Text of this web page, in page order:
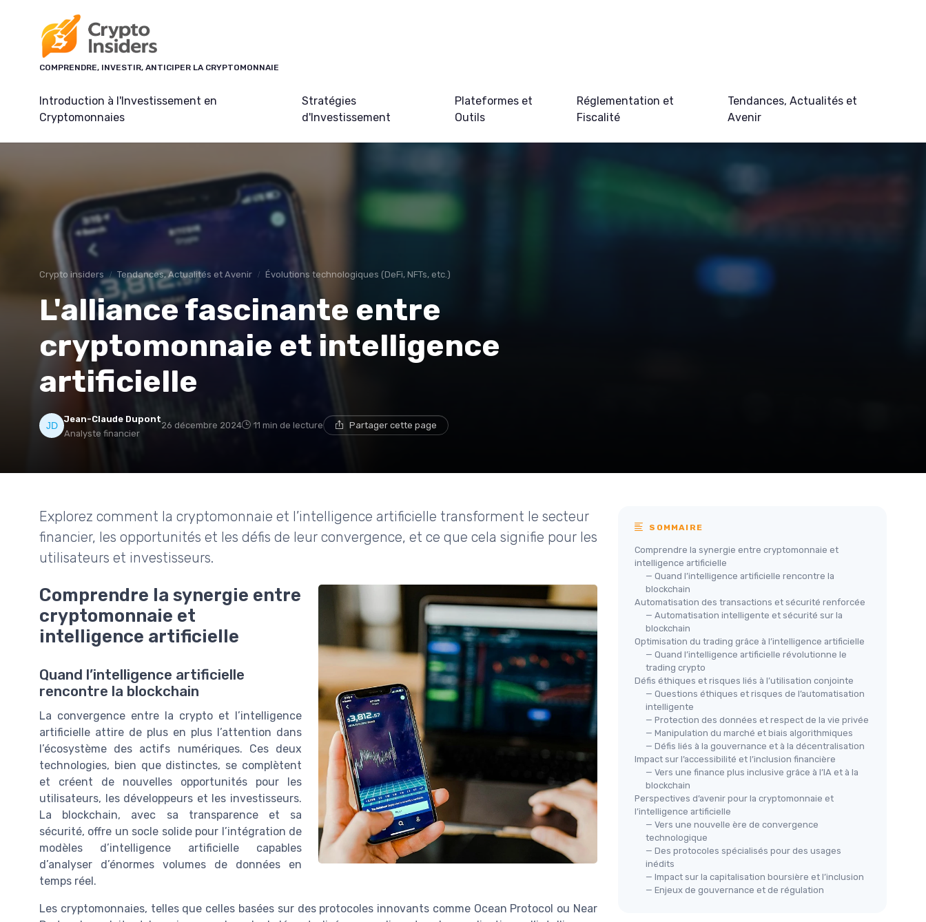
COMPRENDRE, INVESTIR, ANTICIPER LA CRYPTOMONNAIE
Introduction à l'Investissement en
Cryptomonnaies
Stratégies
d'Investissement
Plateformes et
Outils
Réglementation et
Fiscalité
Tendances, Actualités et
Avenir
Crypto insiders Tendances, Actualités et Avenir Évolutions technologiques (DeFi, NFTs, etc.)
L'alliance fascinante entre
cryptomonnaie et intelligence
artificielle
Jean-Claude Dupont
Analyste financier
26 décembre 2024 11 min de lecture Partager cette page
Explorez comment la cryptomonnaie et l’intelligence artificielle transforment le secteur
financier, les opportunités et les défis de leur convergence, et ce que cela signifie pour les
utilisateurs et investisseurs.
Comprendre la synergie entre
cryptomonnaie et
intelligence artificielle
Quand l’intelligence artificielle
rencontre la blockchain
La convergence entre la crypto et l’intelligence
artificielle attire de plus en plus l’attention dans
l’écosystème des actifs numériques. Ces deux
technologies, bien que distinctes, se complètent
et créent de nouvelles opportunités pour les
utilisateurs, les développeurs et les investisseurs.
La blockchain, avec sa transparence et sa
sécurité, offre un socle solide pour l’intégration de
modèles d’intelligence artificielle capables
d’analyser d’énormes volumes de données en
temps réel.
Les cryptomonnaies, telles que celles basées sur des protocoles innovants comme Ocean Protocol ou Near
SOMMAIRE
Comprendre la synergie entre cryptomonnaie et
intelligence artificielle
— Quand l’intelligence artificielle rencontre la
blockchain
Automatisation des transactions et sécurité renforcée
— Automatisation intelligente et sécurité sur la
blockchain
Optimisation du trading grâce à l’intelligence artificielle
— Quand l’intelligence artificielle révolutionne le
trading crypto
Défis éthiques et risques liés à l’utilisation conjointe
— Questions éthiques et risques de l’automatisation
intelligente
— Protection des données et respect de la vie privée
— Manipulation du marché et biais algorithmiques
— Défis liés à la gouvernance et à la décentralisation
Impact sur l’accessibilité et l’inclusion financière
— Vers une finance plus inclusive grâce à l’IA et à la
blockchain
Perspectives d’avenir pour la cryptomonnaie et
l’intelligence artificielle
— Vers une nouvelle ère de convergence
technologique
— Des protocoles spécialisés pour des usages
inédits
— Impact sur la capitalisation boursière et l’inclusion
— Enjeux de gouvernance et de régulation